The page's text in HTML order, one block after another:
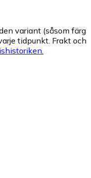
variant (såsom färg
tidpunkt. Frakt och